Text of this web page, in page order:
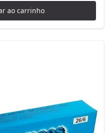
ao carrinho